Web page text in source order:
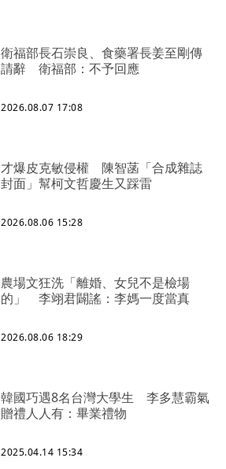
衛福部長石崇良、食藥署長姜至剛傳
請辭 衛福部：不予回應
2026.08.07 17:08
才爆皮克敏侵權 陳智菡「合成雜誌
封面」幫柯文哲慶生又踩雷
2026.08.06 15:28
農場文狂洗「離婚、女兒不是檢場
的」 李翊君闢謠：李媽一度當真
2026.08.06 18:29
韓國巧遇8名台灣大學生 李多慧霸氣
贈禮人人有：畢業禮物
2025.04.14 15:34